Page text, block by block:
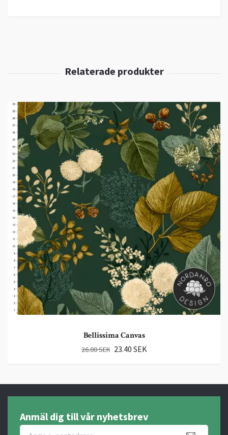
Bellissima Canvas
26.00 SEK 23.40 SEK
Anmäl dig till vår nyhetsbrev